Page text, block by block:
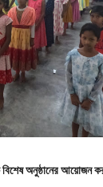
বিশেষ অনুষ্ঠানের আয়োজন